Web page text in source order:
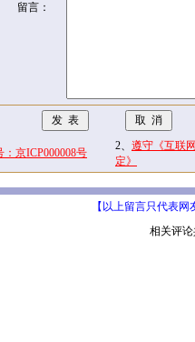
留言：
京ICP000008号
2、 遵守《互联
定》
【以上留言只代表网
相关评论